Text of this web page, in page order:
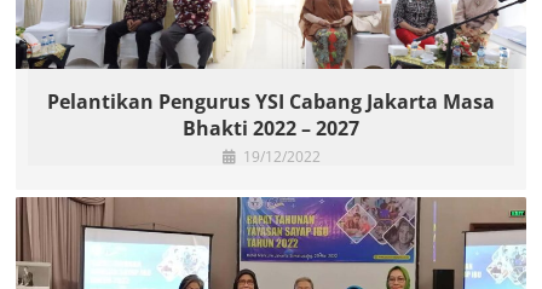
Pelantikan Pengurus YSI Cabang Jakarta Masa
Bhakti 2022 – 2027
19/12/2022